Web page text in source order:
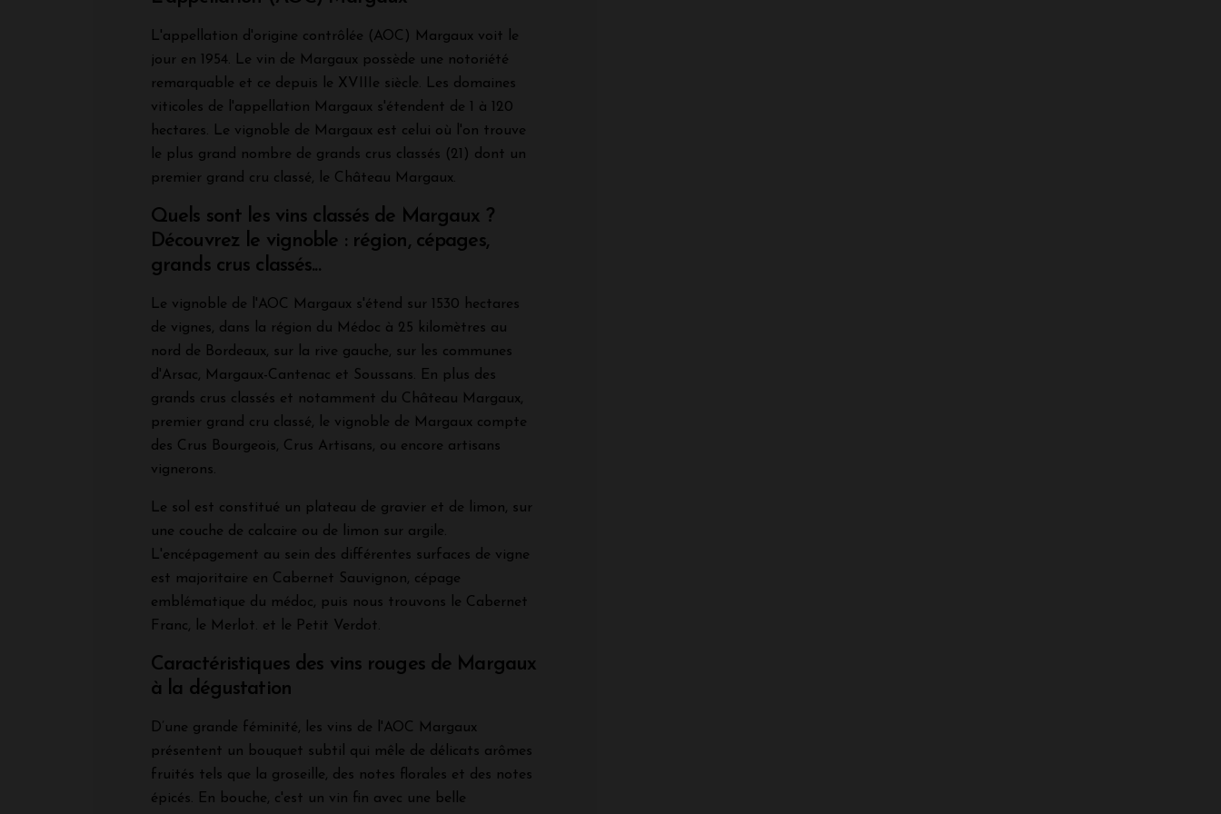
L'appellation d'origine contrôlée (AOC) Margaux voit le
jour en 1954. Le vin de Margaux possède une notoriété
remarquable et ce depuis le XVIIIe siècle. Les domaines
viticoles de l'appellation Margaux s'étendent de 1 à 120
hectares. Le vignoble de Margaux est celui où l'on trouve
le plus grand nombre de grands crus classés (21) dont un
premier grand cru classé, le Château Margaux.
Quels sont les vins classés de Margaux ?
Découvrez le vignoble : région, cépages,
grands crus classés...
Le vignoble de l'AOC Margaux s'étend sur 1530 hectares
de vignes, dans la région du Médoc à 25 kilomètres au
nord de Bordeaux, sur la rive gauche, sur les communes
d'Arsac, Margaux-Cantenac et Soussans. En plus des
grands crus classés et notamment du Château Margaux,
premier grand cru classé, le vignoble de Margaux compte
des Crus Bourgeois, Crus Artisans, ou encore artisans
vignerons.
Le sol est constitué un plateau de gravier et de limon, sur
une couche de calcaire ou de limon sur argile.
L'encépagement au sein des différentes surfaces de vigne
est majoritaire en Cabernet Sauvignon, cépage
emblématique du médoc, puis nous trouvons le Cabernet
Franc, le Merlot. et le Petit Verdot.
Caractéristiques des vins rouges de Margaux
à la dégustation
D’une grande féminité, les vins de l'AOC Margaux
présentent un bouquet subtil qui mêle de délicats arômes
fruités tels que la groseille, des notes florales et des notes
épicés. En bouche, c'est un vin fin avec une belle